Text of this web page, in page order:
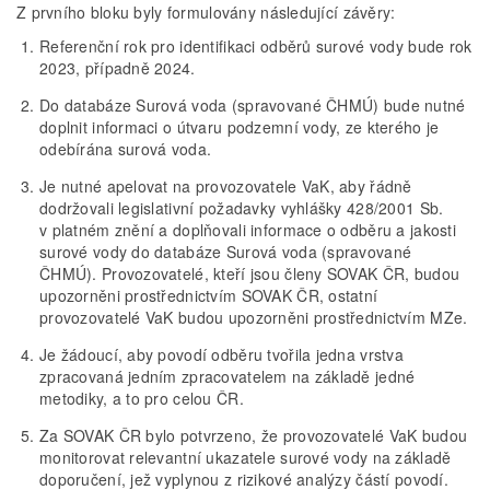
Z prvního bloku byly formulovány následující závěry:
Referenční rok pro identifikaci odběrů surové vody bude rok
2023, případně 2024.
Do databáze Surová voda (spravované ČHMÚ) bude nutné
doplnit informaci o útvaru podzemní vody, ze kterého je
odebírána surová voda.
Je nutné apelovat na provozovatele VaK, aby řádně
dodržovali legislativní požadavky vyhlášky 428/2001 Sb.
v platném znění a doplňovali informace o odběru a jakosti
surové vody do databáze Surová voda (spravované
ČHMÚ). Provozovatelé, kteří jsou členy SOVAK ČR, budou
upozorněni prostřednictvím SOVAK ČR, ostatní
provozovatelé VaK budou upozorněni prostřednictvím MZe.
Je žádoucí, aby povodí odběru tvořila jedna vrstva
zpracovaná jedním zpracovatelem na základě jedné
metodiky, a to pro celou ČR.
Za SOVAK ČR bylo potvrzeno, že provozovatelé VaK budou
monitorovat relevantní ukazatele surové vody na základě
doporučení, jež vyplynou z rizikové analýzy částí povodí.